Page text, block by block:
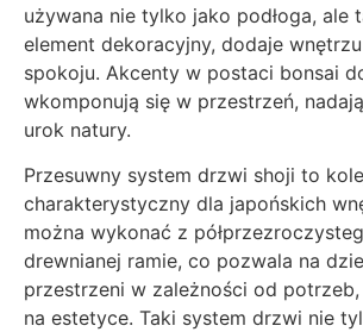
używana nie tylko jako podłoga, ale
element dekoracyjny, dodaje
spokoju. Akcenty w postaci bonsai
wkomponują się w przestrzeń,
urok natury.
Przesuwny system drzwi shoji to
charakterystyczny dla japońskich
można wykonać z
drewnianej ramie, co pozwala na
przestrzeni w zależności od
na estetyce. Taki system drzwi nie